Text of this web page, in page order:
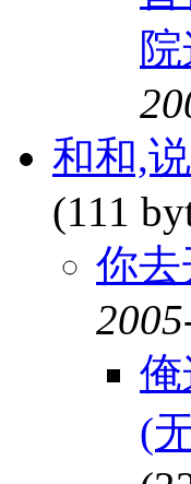
和和,
(111
你
(